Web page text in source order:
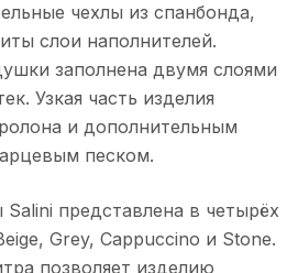
чехлы из спанбонда,
слои наполнителей.
заполнена двумя слоями
Узкая часть изделия
и дополнительным
песком.
представлена в четырёх
Grey, Cappuccino и Stone.
позволяет изделию